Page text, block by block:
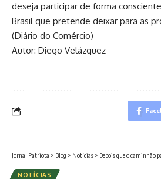
deseja participar de forma
Brasil que pretende deixar para as
(Diário do Comércio)
Autor: Diego Velázquez
Jornal Patriota > Blog > Notícias > Depois que o caminhão passa, o
NOTÍCIAS